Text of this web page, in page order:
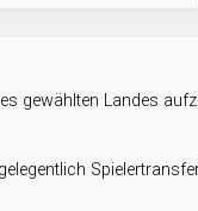
gewählten Landes